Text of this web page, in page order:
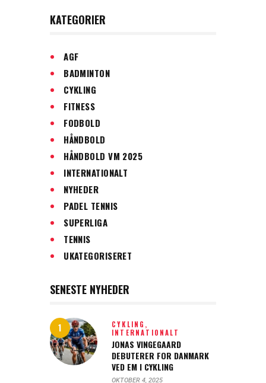
KATEGORIER
AGF
BADMINTON
CYKLING
FITNESS
FODBOLD
HÅNDBOLD
HÅNDBOLD VM 2025
INTERNATIONALT
NYHEDER
PADEL TENNIS
SUPERLIGA
TENNIS
UKATEGORISERET
SENESTE NYHEDER
CYKLING,
INTERNATIONALT
JONAS VINGEGAARD
DEBUTERER FOR DANMARK
VED EM I CYKLING
OKTOBER 4, 2025